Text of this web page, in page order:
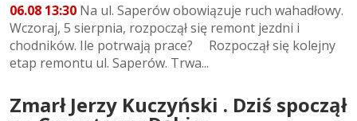
06.08 13:30 Na ul. Saperów obowiązuje ruch wahadłowy.
Wczoraj, 5 sierpnia, rozpoczął się remont jezdni i
chodników. Ile potrwają prace? Rozpoczął się kolejny
etap remontu ul. Saperów. Trwa...
Zmarł Jerzy Kuczyński . Dziś spoczął